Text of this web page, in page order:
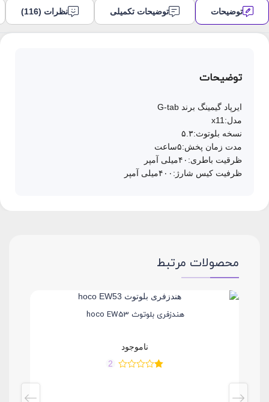
توضیحات توضیحات تکمیلی نظرات (116)
توضیحات
ایرپاد گیمینگ برند G-tab
مدل:x11
نسخه بلوتوث:۵.۳
مدت زمان پخش:۵ساعت
ظرقیت باطری:۴۰میلی آمپر
ظرفیت کیس شارژ:۴۰۰میلی آمپر
محصولات مرتبط
هندزفری بلوتوث hoco EW53
ناموجود
2